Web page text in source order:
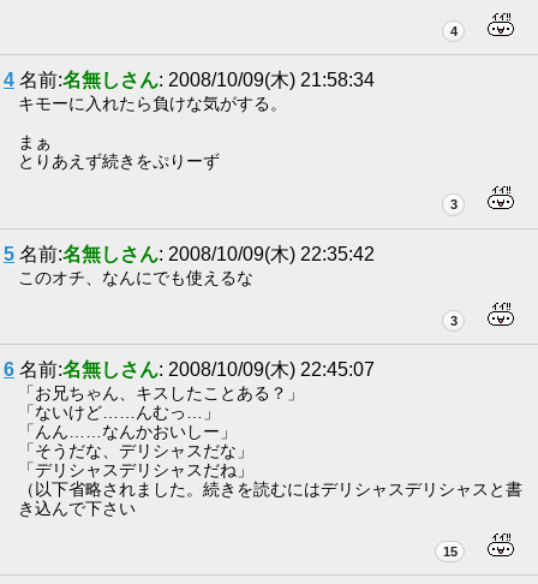
4
4 名前:名無しさん: 2008/10/09(木) 21:58:34
キモーに入れたら負けな気がする。
まぁ
とりあえず続きをぷりーず
3
5 名前:名無しさん: 2008/10/09(木) 22:35:42
このオチ、なんにでも使えるな
3
6 名前:名無しさん: 2008/10/09(木) 22:45:07
「お兄ちゃん、キスしたことある？」
「ないけど……んむっ…」
「んん……なんかおいしー」
「そうだな、デリシャスだな」
「デリシャスデリシャスだね」
（以下省略されました。続きを読むにはデリシャスデリシャスと書
き込んで下さい
15